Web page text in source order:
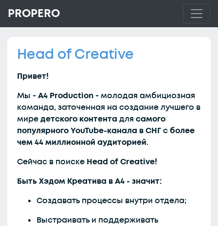
PROPERO
Head of Creative
Привет!
Мы -A4 Production - молодая амбициозная
команда, заточенная на создание лучшего в
миредетского контента для самого
популярного YouTube-канала в СНГсболее
чем 44 миллионной аудиторией.
Сейчас в поиске Head of Creative!
Быть Хэдом Креатива в А4 - значит:
Создавать процессы внутри отдела;
Выстраивать и поддерживать